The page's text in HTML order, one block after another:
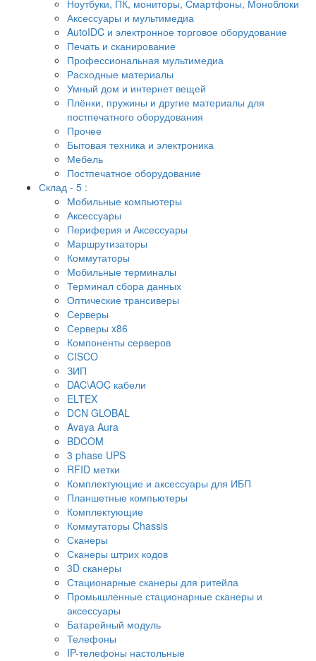
Ноутбуки, ПК, мониторы, Смартфоны, Моноблоки
Аксессуары и мультимедиа
AutoIDC и электронное торговое оборудование
Печать и сканирование
Профессиональная мультимедиа
Расходные материалы
Умный дом и интернет вещей
Плёнки, пружины и другие материалы для
постпечатного оборудования
Прочее
Бытовая техника и электроника
Мебель
Постпечатное оборудование
Склад - 5 :
Мобильные компьютеры
Аксессуары
Периферия и Аксессуары
Маршрутизаторы
Коммутаторы
Мобильные терминалы
Терминал сбора данных
Оптические трансиверы
Серверы
Серверы x86
Компоненты серверов
CISCO
ЗИП
DAC\AOC кабели
ELTEX
DCN GLOBAL
Avaya Aura
BDCOM
3 phase UPS
RFID метки
Комплектующие и аксессуары для ИБП
Планшетные компьютеры
Комплектующие
Коммутаторы Chassis
Сканеры
Сканеры штрих кодов
3D сканеры
Стационарные сканеры для ритейла
Промышленные стационарные сканеры и
аксессуары
Батарейный модуль
Телефоны
IP-телефоны настольные